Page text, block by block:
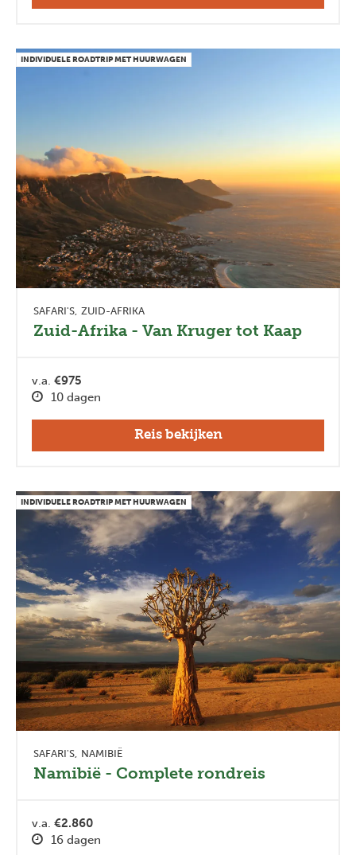
INDIVIDUELE ROADTRIP MET HUURWAGEN
SAFARI'S ZUID-AFRIKA
Zuid-Afrika - Van Kruger tot Kaap
v.a. €975
10 dagen
Reis bekijken
INDIVIDUELE ROADTRIP MET HUURWAGEN
SAFARI'S NAMIBIË
Namibië - Complete rondreis
v.a. €2.860
16 dagen